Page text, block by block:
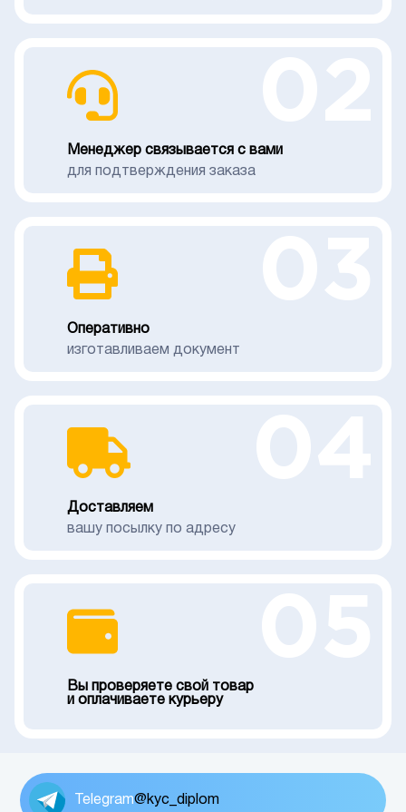
Менеджер связывается с вами
для подтверждения заказа
Оперативно
изготавливаем документ
Доставляем
вашу посылку по адресу
Вы проверяете свой товар
и оплачиваете курьеру
Telegram@kyc_diplom